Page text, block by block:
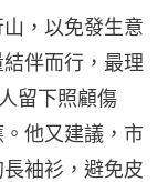
，以免發生意
伴而行，最理
留下照顧傷
他又建議，市
袖衫，避免皮